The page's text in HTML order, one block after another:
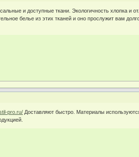
и доступные ткани. Экологичность хлопка и
белье из этих тканей и оно прослужит вам
pro.ru/ Доставляют быстро. Материалы